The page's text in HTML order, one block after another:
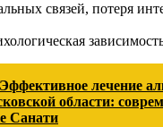
связей, потеря
Эффективное лечение
области:
Санати